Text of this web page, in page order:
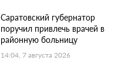
Саратовский губернатор
поручил привлечь врачей в
районную больницу
14:04, 7 августа 2026